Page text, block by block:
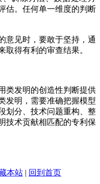
估。任何单一维度的判断
意见时，要敢于坚持，通
取得有利的审查结果。
类发明的创造性判断提供
发明，需要准确把握模型
划分、技术问题重构、整
技术贡献相匹配的专利保
本站 | 回到首页